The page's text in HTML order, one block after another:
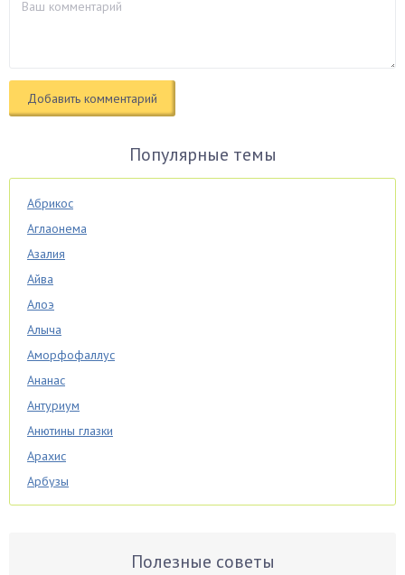
Популярные темы
Абрикос
Аглаонема
Азалия
Айва
Алоэ
Алыча
Аморфофаллус
Ананас
Антуриум
Анютины глазки
Арахис
Арбузы
Аспарагус
Полезные советы